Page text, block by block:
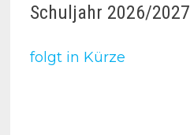
Schuljahr 2026/2027
folgt in Kürze